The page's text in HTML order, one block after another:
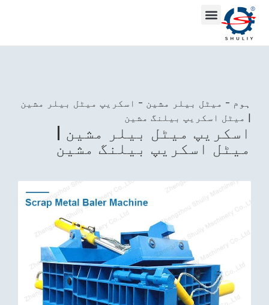
ہوم - میٹل بیلر مشین - اسکریپ میٹل بیلر مشین
| میٹل اسکریپ بیلنگ مشین
اسکریپ میٹل بیلر مشین |
میٹل اسکریپ بیلنگ مشین